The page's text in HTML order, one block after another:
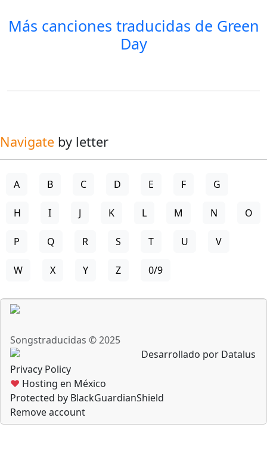
Más canciones traducidas de Green
Day
Navigate by letter
A B C D E F G
H I J K L M N O
P Q R S T U V
W X Y Z 0/9
Songstraducidas © 2025
Desarrollado por Datalus
Privacy Policy
♥ Hosting en México
Protected by BlackGuardianShield
Remove account